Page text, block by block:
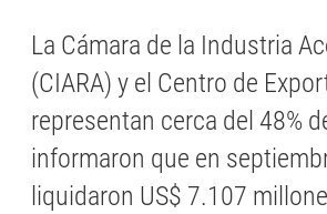
La Cámara de la Industria
(CIARA) y el Centro de
representan cerca del 48%
informaron que en
liquidaron US$ 7.107